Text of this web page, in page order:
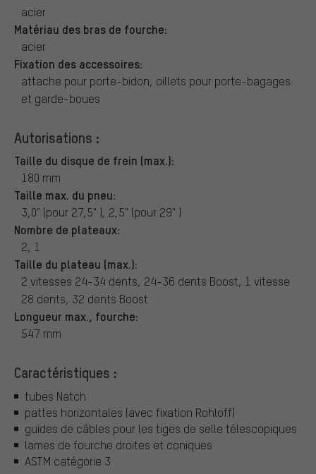
acier
Matériau des bras de fourche:
acier
Fixation des accessoires:
attache pour porte-bidon, oillets pour porte-bagages
et garde-boues
Autorisations :
Taille du disque de frein (max.):
180 mm
Taille max. du pneu:
3,0" (pour 27,5" ), 2,5" (pour 29" )
Nombre de plateaux:
2, 1
Taille du plateau (max.):
2 vitesses 24-34 dents, 24-36 dents Boost, 1 vitesse
28 dents, 32 dents Boost
Longueur max., fourche:
547 mm
Caractéristiques :
tubes Natch
pattes horizontales (avec fixation Rohloff)
guides de câbles pour les tiges de selle télescopiques
lames de fourche droites et coniques
ASTM catégorie 3